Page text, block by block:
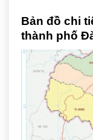
Bản đồ chi
thành phố